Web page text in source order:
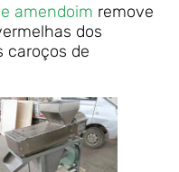
amendoim remove
dos
caroços de